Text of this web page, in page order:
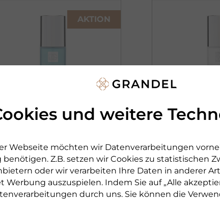
und weitere
Webseite möchten wir Datenverarbeitungen
Z.B. setzen wir Cookies zu statistischen
oder wir verarbeiten Ihre Daten in anderer
Werbung auszuspielen. Indem Sie auf „Alle
durch uns. Sie können die
AKTION
TONIC
Gesichtstonic
DR. GRANDEL
CLEANSING
SOFT TONIC
Mildes